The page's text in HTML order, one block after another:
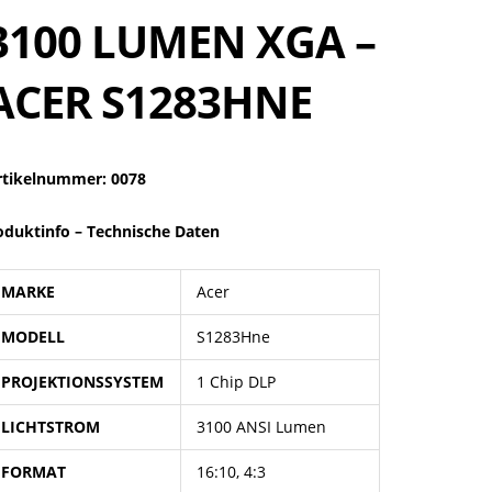
LUMEN XGA –
S1283HNE
0078
– Technische Daten
MARKE Acer
MODELL S1283Hne
PROJEKTIONSSYSTEM 1 Chip DLP
LICHTSTROM 3100 ANSI Lumen
FORMAT 16:10, 4:3